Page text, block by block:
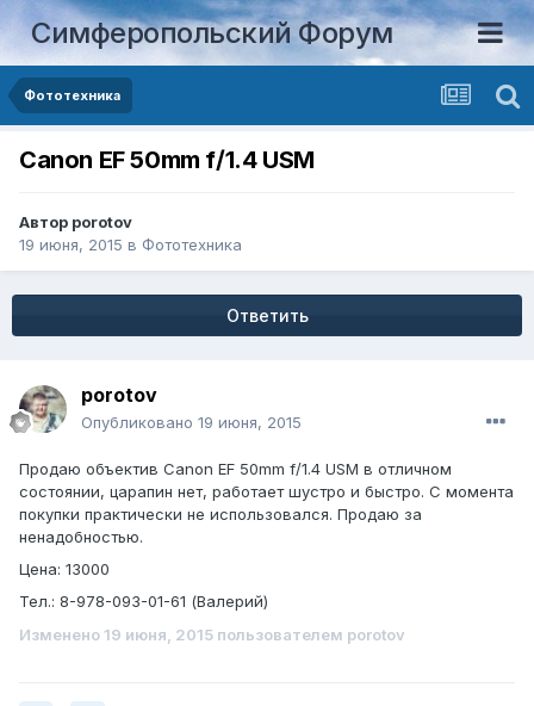
Симферопольский Форум
Фототехника
Canon EF 50mm f/1.4 USM
Автор porotov
19 июня, 2015 в Фототехника
Ответить
porotov
Опубликовано 19 июня, 2015
Продаю объектив Canon EF 50mm f/1.4 USM в отличном
состоянии, царапин нет, работает шустро и быстро. С момента
покупки практически не использовался. Продаю за
ненадобностью.
Цена: 13000
Тел.: 8-978-093-01-61 (Валерий)
Изменено 19 июня, 2015 пользователем porotov